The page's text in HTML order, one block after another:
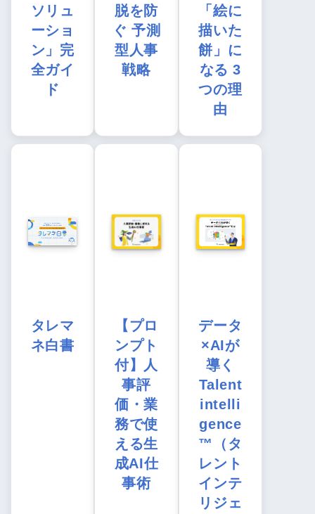
ソリュ
ーショ
ン」完
全ガイ
ド
脱を防
ぐ 予測
型人事
戦略
「絵に
描いた
餅」に
なる 3
つの理
由
タレマ
ネ白書
【プロ
ンプト
付】人
事評
価・業
務で使
える生
成AI仕
事術
データ
×AIが
導く
Talent
intelli
gence
™（タ
レント
インテ
リジェ